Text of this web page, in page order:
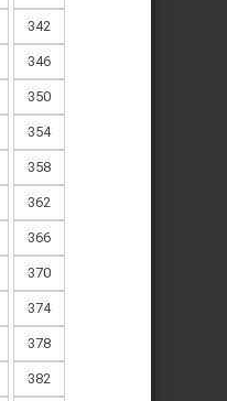
342
346
350
354
358
362
366
370
374
378
382